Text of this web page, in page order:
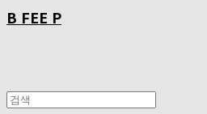
B FEE P